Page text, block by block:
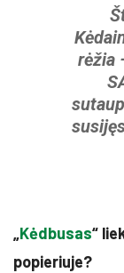
rėžia
„Kėdbusas“
popieriuje?